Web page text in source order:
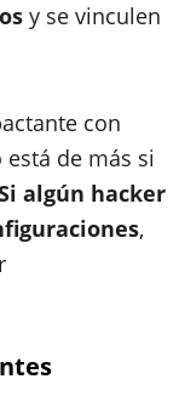
y se vinculen
con
de más si
algún hacker
,